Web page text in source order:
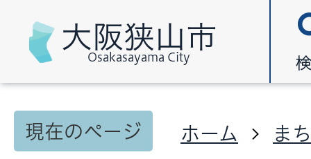
大阪狭山市
Osakasayama City
現在のページ ホーム ま